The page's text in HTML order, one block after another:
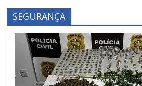
SEGURANÇA